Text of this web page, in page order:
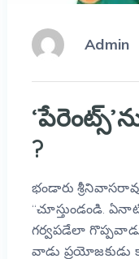
Admin
?
భండారు
“చూస్తుండండి.
గర్వపడేలా
వాడు